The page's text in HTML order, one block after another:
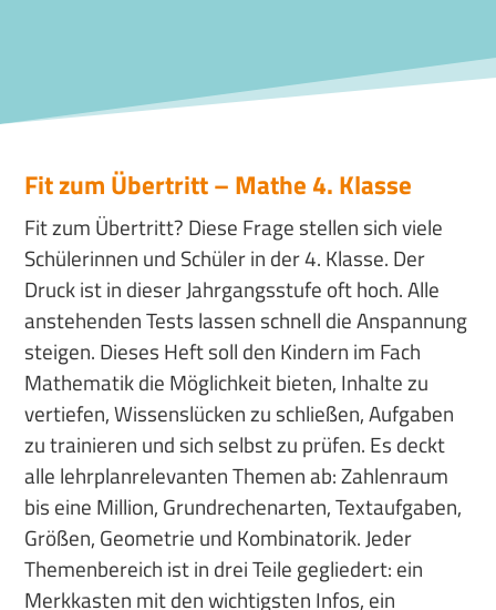
Fit zum Übertritt – Mathe 4. Klasse
Fit zum Übertritt? Diese Frage stellen sich viele
Schülerinnen und Schüler in der 4. Klasse. Der
Druck ist in dieser Jahrgangsstufe oft hoch. Alle
anstehenden Tests lassen schnell die Anspannung
steigen. Dieses Heft soll den Kindern im Fach
Mathematik die Möglichkeit bieten, Inhalte zu
vertiefen, Wissenslücken zu schließen, Aufgaben
zu trainieren und sich selbst zu prüfen. Es deckt
alle lehrplanrelevanten Themen ab: Zahlenraum
bis eine Million, Grundrechenarten, Textaufgaben,
Größen, Geometrie und Kombinatorik. Jeder
Themenbereich ist in drei Teile gegliedert: ein
Merkkasten mit den wichtigsten Infos, ein